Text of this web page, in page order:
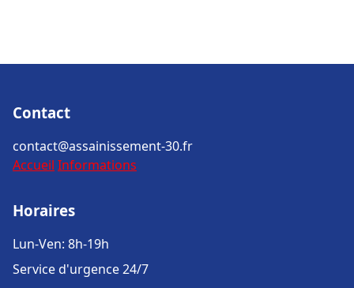
Contact
contact@assainissement-30.fr
Accueil Informations
Horaires
Lun-Ven: 8h-19h
Service d'urgence 24/7